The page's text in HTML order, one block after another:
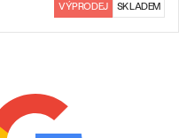
VÝPRODEJ SKLADEM